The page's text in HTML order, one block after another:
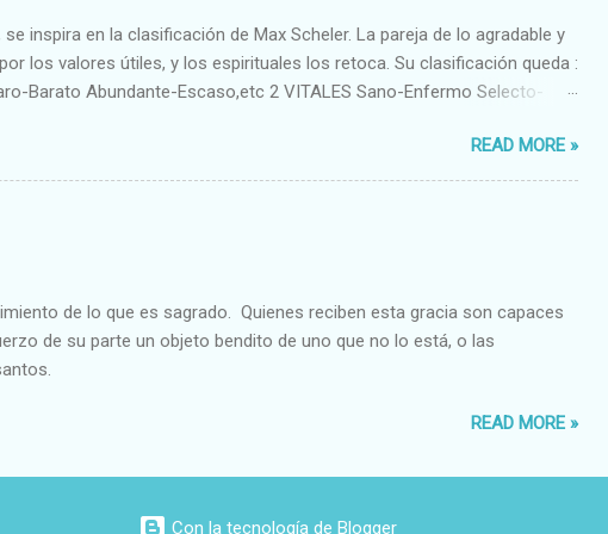
inspira en la clasificación de Max Scheler. La pareja de lo agradable y
los valores útiles, y los espirituales los retoca. Su clasificación queda :
Barato Abundante-Escaso,etc 2 VITALES Sano-Enfermo Selecto-
b) Morales Bueno-malo Bondadoso-malvado Justo-Injusto
d) Estéticos Bello-Feo Gracioso-Tosco Elegante-Inelegante
READ MORE »
de lo que es sagrado. Quienes reciben esta gracia son capaces
de su parte un objeto bendito de uno que no lo está, o las
READ MORE »
Con la tecnología de Blogger